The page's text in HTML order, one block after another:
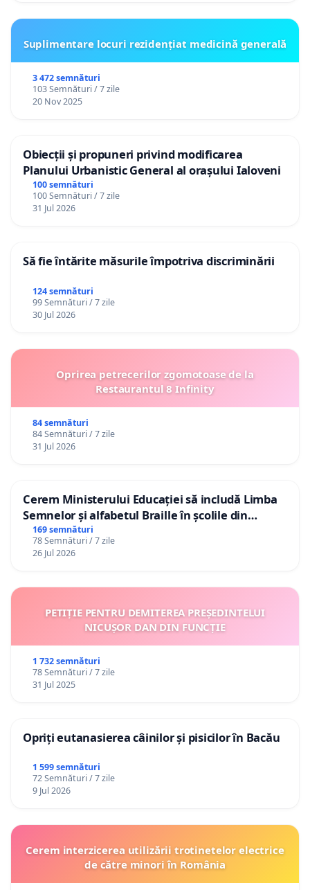
Suplimentare locuri rezidențiat medicină generală
3 472 semnături
103 Semnături / 7 zile
20 Nov 2025
Obiecții și propuneri privind modificarea
Planului Urbanistic General al orașului Ialoveni
100 semnături
100 Semnături / 7 zile
31 Jul 2026
Să fie întărite măsurile împotriva discriminării
124 semnături
99 Semnături / 7 zile
30 Jul 2026
Oprirea petrecerilor zgomotoase de la
Restaurantul 8 Infinity
84 semnături
84 Semnături / 7 zile
31 Jul 2026
Cerem Ministerului Educației să includă Limba
Semnelor și alfabetul Braille în școlile din
Republica Moldova!
169 semnături
78 Semnături / 7 zile
26 Jul 2026
PETIȚIE PENTRU DEMITEREA PREȘEDINTELUI
NICUȘOR DAN DIN FUNCȚIE
1 732 semnături
78 Semnături / 7 zile
31 Jul 2025
Opriți eutanasierea câinilor și pisicilor în Bacău
1 599 semnături
72 Semnături / 7 zile
9 Jul 2026
Cerem interzicerea utilizării trotinetelor electrice
de către minori în România